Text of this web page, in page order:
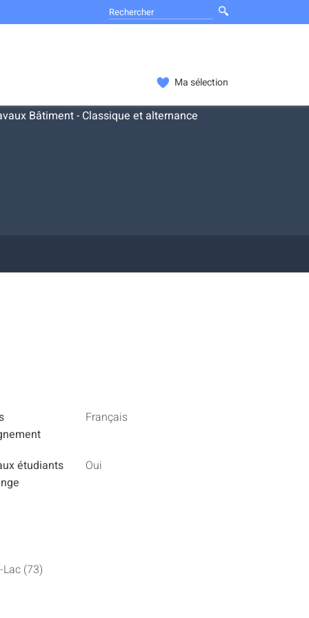
Ma sélection
Bâtiment - Classique et alternance
Français
étudiants
Oui
(73)